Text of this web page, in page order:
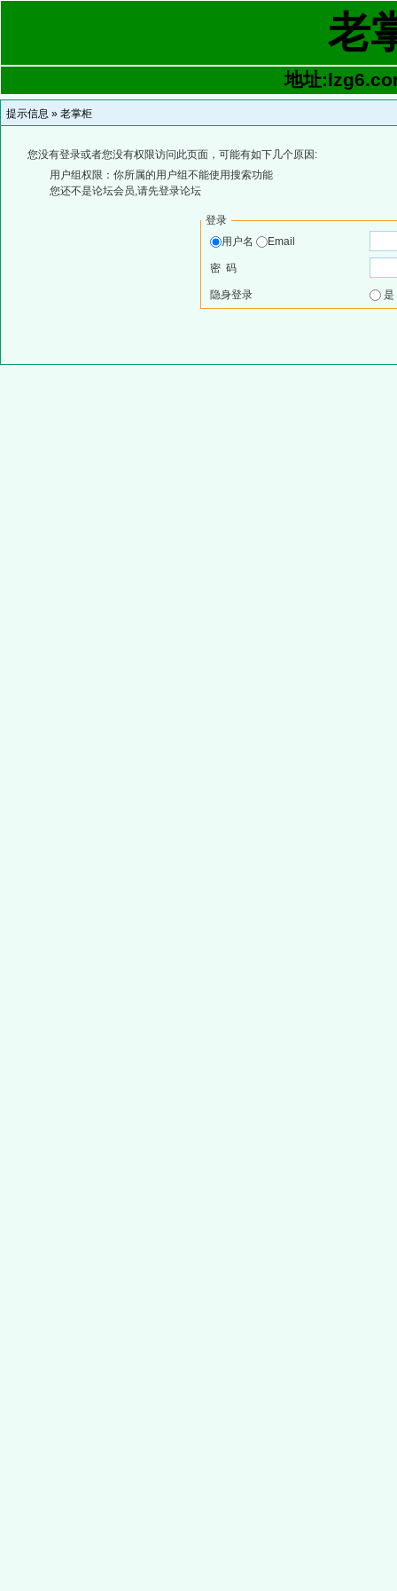
老
地址
提示信息 » 老掌柜
您没有登录或者您没有权限访问此页面，可能有如下几个原因:
用户组权限：你所属的用户组不能使用搜索功能
您还不是论坛会员,请先登录论坛
登录
用户名
Email
密 码
隐身登录